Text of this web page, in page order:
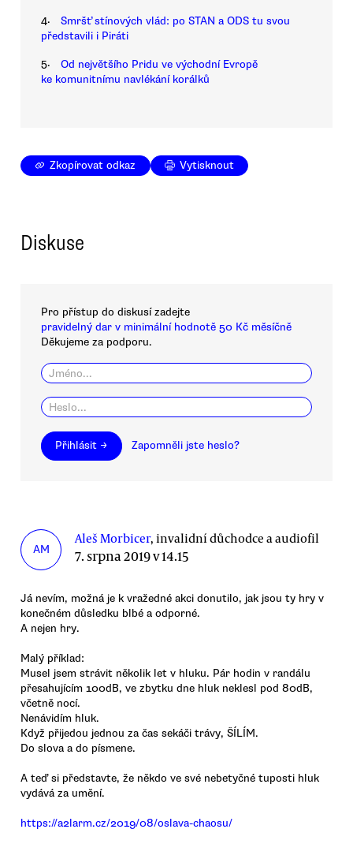
4.
Smršť stínových vlád: po STAN a ODS tu svou
představili i Piráti
5.
Od největšího Pridu ve východní Evropě
ke komunitnímu navlékání korálků
Zkopírovat odkaz Vytisknout
Diskuse
Pro přístup do diskusí zadejte
pravidelný dar v minimální hodnotě 50 Kč měsíčně
Děkujeme za podporu.
Přihlásit → Zapomněli jste heslo?
AM
Aleš Morbicer, invalidní důchodce a audiofil
7. srpna 2019 v 14.15
Já nevím, možná je k vražedné akci donutilo, jak jsou ty hry v
konečném důsledku blbé a odporné.
A nejen hry.
Malý příklad:
Musel jsem strávit několik let v hluku. Pár hodin v randálu
přesahujícím 100dB, ve zbytku dne hluk neklesl pod 80dB,
včetně nocí.
Nenávidím hluk.
Když přijedou jednou za čas sekáči trávy, ŠÍLÍM.
Do slova a do písmene.
A teď si představte, že někdo ve své nebetyčné tuposti hluk
vydává za umění.
https://a2larm.cz/2019/08/oslava-chaosu/